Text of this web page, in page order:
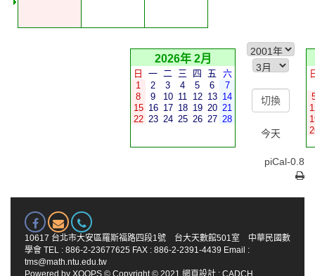
2026年 2月
日 一 二 三 四 五
六
1
2 3 4 5 6
7
8
9 10 11 12 13 14
15 16 17 18 19 20 21
22 23 24 25 26 27 28
今天
piCal-0.8
10617 台北市大安區羅斯福路四段1號 台大天數館501室 中華民國數
學會 TEL : 886-2-23677625 FAX : 886-2-2391-4439 Email :
tms@math.ntu.edu.tw
Powered by XOOPS © Copyright © 2021 網頁設計 : CADCH